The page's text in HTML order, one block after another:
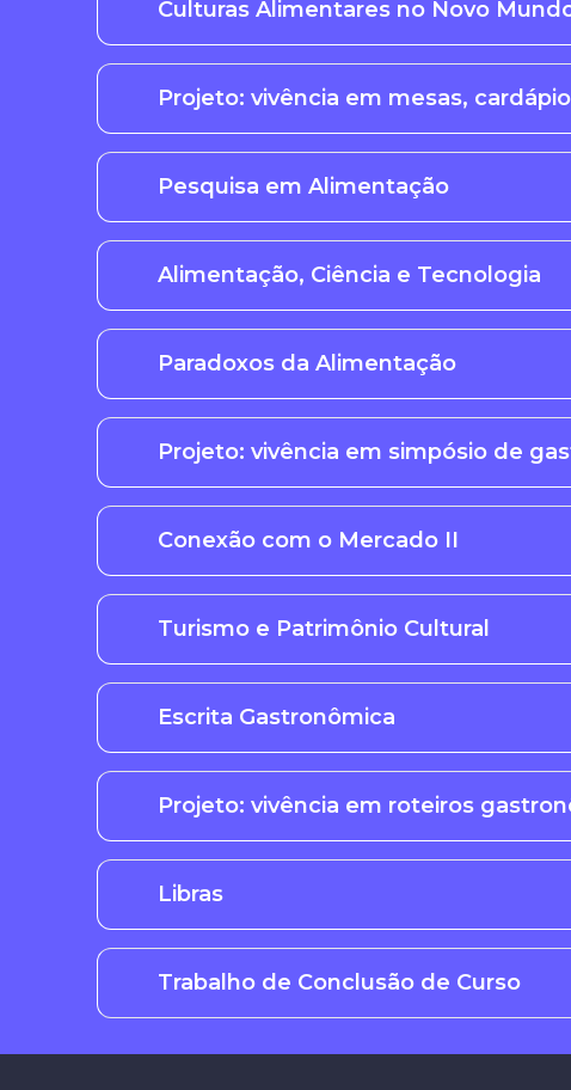
Culturas Alimentares no Novo
Projeto: vivência em mesas,
Pesquisa em Alimentação
Alimentação, Ciência e Tecnologia
Paradoxos da Alimentação
Projeto: vivência em simpósio de
Conexão com o Mercado II
Turismo e Patrimônio Cultural
Escrita Gastronômica
Projeto: vivência em roteiros
Libras
Trabalho de Conclusão de Curso